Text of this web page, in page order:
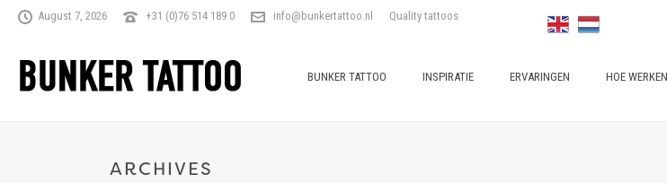
August 7, 2026 +31 (0)76 514 189 0 info@bunkertattoo.nl Quality tattoos
BUNKER TATTOO INSPIRATIE ERVARINGEN HOE
ARCHIVES